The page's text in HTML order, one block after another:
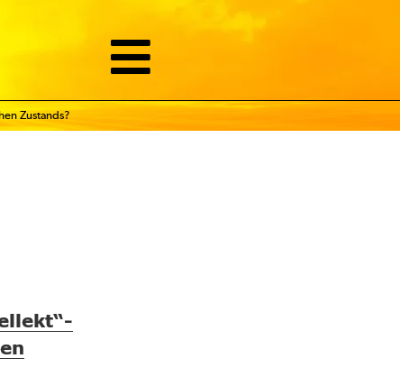
Zustands?